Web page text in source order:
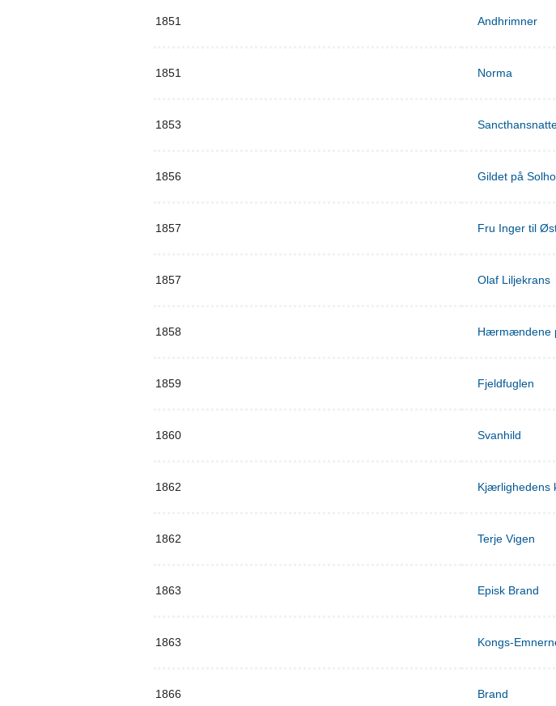
1851 Andhrimner
1851 Norma
1853
1856 Gildet på
1857 Fru Inger til
1857 Olaf Liljekrans
1858 Hærmændene
1859 Fjeldfuglen
1860 Svanhild
1862 Kjærlighedens
1862 Terje Vigen
1863 Episk Brand
1863 Kongs-
1866 Brand